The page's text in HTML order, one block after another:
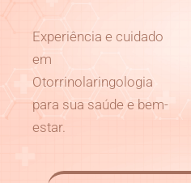
Experiência e cuidado
em
Otorrinolaringologia
para sua saúde e bem-
estar.